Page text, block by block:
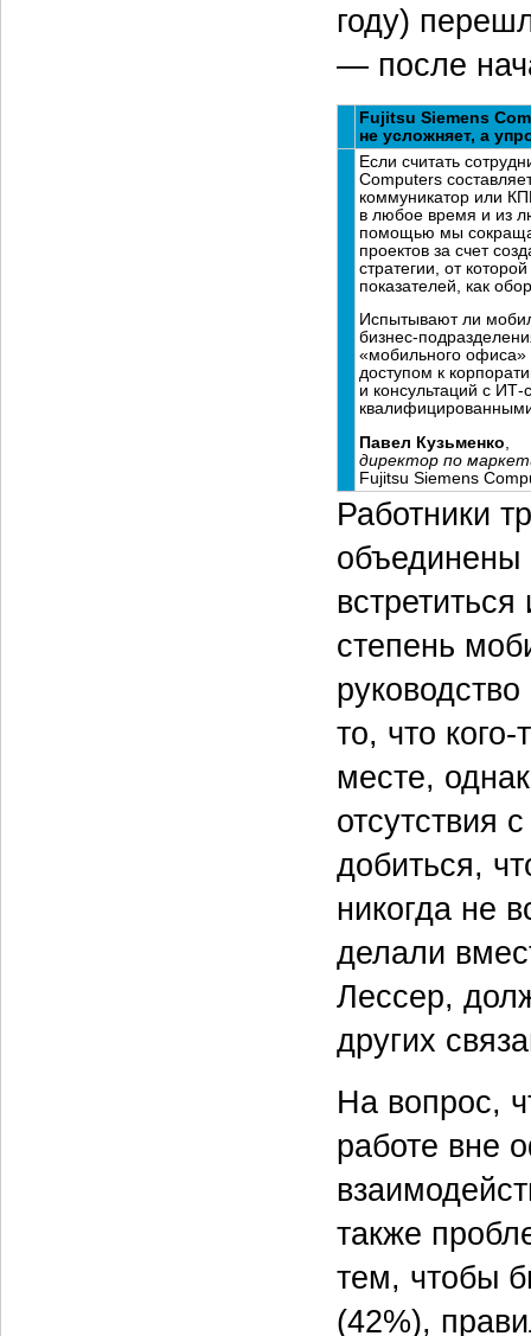
году)
— после
Fujitsu Siemens
не усложняет, а
Если считать
Computers
коммуникатор или
в любое время и из
помощью мы
проектов за счет
стратегии, от
показателей, как
Испытывают ли
бизнес-
«мобильного офиса»
доступом к
и консультаций с
Павел Кузьменко
директор по
Fujitsu Siemens
Работники
степень
то, что
месте,
отсутствия
добиться,
никогда не
делали
Лессер,
других
На вопрос,
работе вне
также
тем, чтобы
(42%),